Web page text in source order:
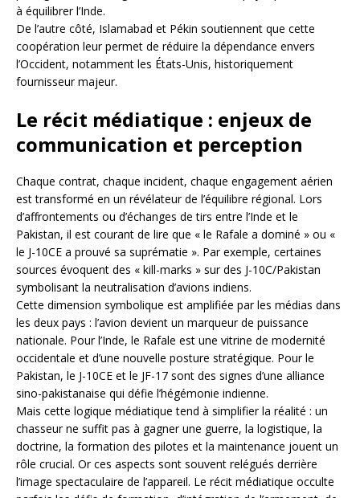
à équilibrer l’Inde.
De l’autre côté, Islamabad et Pékin soutiennent que cette
coopération leur permet de réduire la dépendance envers
l’Occident, notamment les États-Unis, historiquement
fournisseur majeur.
Le récit médiatique : enjeux de
communication et perception
Chaque contrat, chaque incident, chaque engagement aérien
est transformé en un révélateur de l’équilibre régional. Lors
d’affrontements ou d’échanges de tirs entre l’Inde et le
Pakistan, il est courant de lire que « le Rafale a dominé » ou «
le J-10CE a prouvé sa suprématie ». Par exemple, certaines
sources évoquent des « kill-marks » sur des J-10C/Pakistan
symbolisant la neutralisation d’avions indiens.
Cette dimension symbolique est amplifiée par les médias dans
les deux pays : l’avion devient un marqueur de puissance
nationale. Pour l’Inde, le Rafale est une vitrine de modernité
occidentale et d’une nouvelle posture stratégique. Pour le
Pakistan, le J-10CE et le JF-17 sont des signes d’une alliance
sino-pakistanaise qui défie l’hégémonie indienne.
Mais cette logique médiatique tend à simplifier la réalité : un
chasseur ne suffit pas à gagner une guerre, la logistique, la
doctrine, la formation des pilotes et la maintenance jouent un
rôle crucial. Or ces aspects sont souvent relégués derrière
l’image spectaculaire de l’appareil. Le récit médiatique occulte